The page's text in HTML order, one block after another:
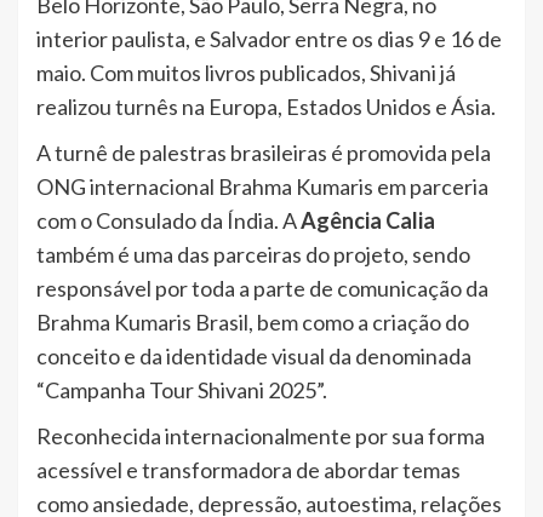
interior paulista, e Salvador entre os dias 9 e 16 de
maio. Com muitos livros publicados, Shivani já
realizou turnês na Europa, Estados Unidos e Ásia.
A turnê de palestras brasileiras é promovida pela
ONG internacional Brahma Kumaris em parceria
com o Consulado da Índia. AAgência Calia
também é uma das parceiras do projeto, sendo
responsável por toda a parte de comunicação da
Brahma Kumaris Brasil, bem como a criação do
conceito e da identidade visual da denominada
“Campanha Tour Shivani 2025”.
Reconhecida internacionalmente por sua forma
acessível e transformadora de abordar temas
como ansiedade, depressão, autoestima, relações